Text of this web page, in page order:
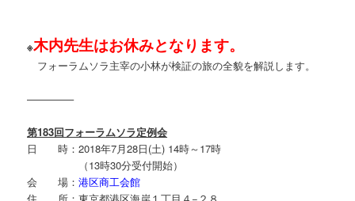
※木内先生はお休みとなります。
フォーラムソラ主宰の小林が検証の旅の全貌を解説します。
————–
第183回フォーラムソラ定例会
日 時：2018年7月28日(土) 14時～17時
（13時30分受付開始）
会 場：港区商工会館